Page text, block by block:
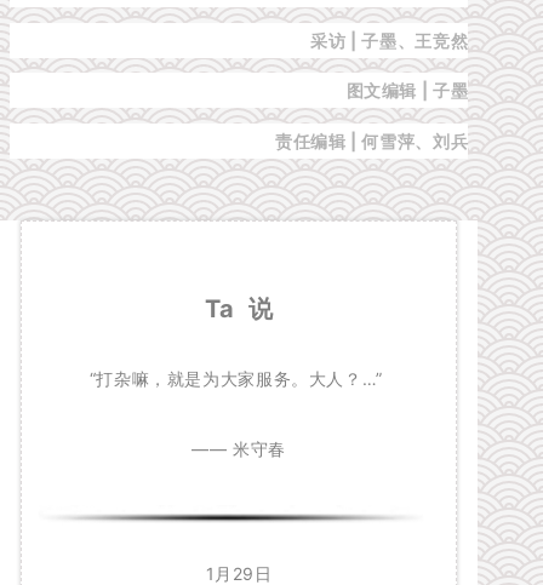
采访 | 子墨、王竞然
图文编辑 | 子墨
责任编辑 |何雪萍、刘兵
Ta 说
“打杂嘛，就是为大家服务。大人？…”
—— 米守春
1月29日